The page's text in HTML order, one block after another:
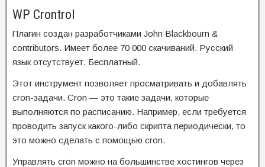
WP Crontrol
Плагин создан разработчиками John Blackbourn &
contributors. Имеет более 70 000 скачиваний. Русский
язык отсутствует. Бесплатный.
Этот инструмент позволяет просматривать и добавлять
cron-задачи. Cron — это такие задачи, которые
выполняются по расписанию. Например, если требуется
проводить запуск какого-либо скрипта периодически, то
это можно сделать с помощью cron.
Управлять cron можно на большинстве хостингов через